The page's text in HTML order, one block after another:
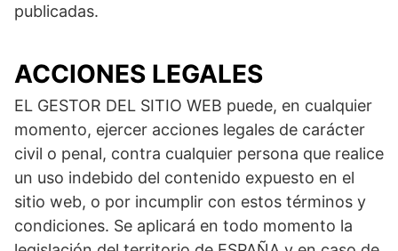
publicadas.
ACCIONES LEGALES
EL GESTOR DEL SITIO WEB puede, en cualquier
momento, ejercer acciones legales de carácter
civil o penal, contra cualquier persona que realice
un uso indebido del contenido expuesto en el
sitio web, o por incumplir con estos términos y
condiciones. Se aplicará en todo momento la